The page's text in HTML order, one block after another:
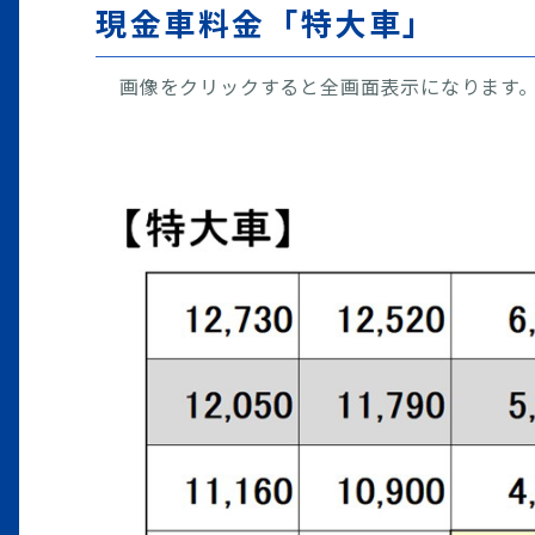
現金車料金「特大車」
画像をクリックすると全画面表示になります